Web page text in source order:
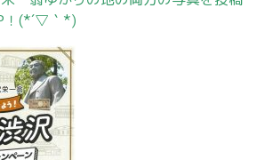
！(*´▽｀*)